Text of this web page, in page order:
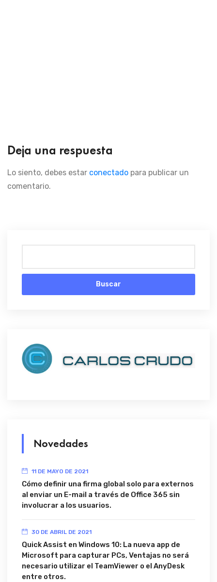
Deja una respuesta
Lo siento, debes estar conectado para publicar un
comentario.
Buscar
Novedades
11 DE MAYO DE 2021
Cómo definir una firma global solo para externos
al enviar un E-mail a través de Office 365 sin
involucrar a los usuarios.
30 DE ABRIL DE 2021
Quick Assist en Windows 10: La nueva app de
Microsoft para capturar PCs, Ventajas no será
necesario utilizar el TeamViewer o el AnyDesk
entre otros.